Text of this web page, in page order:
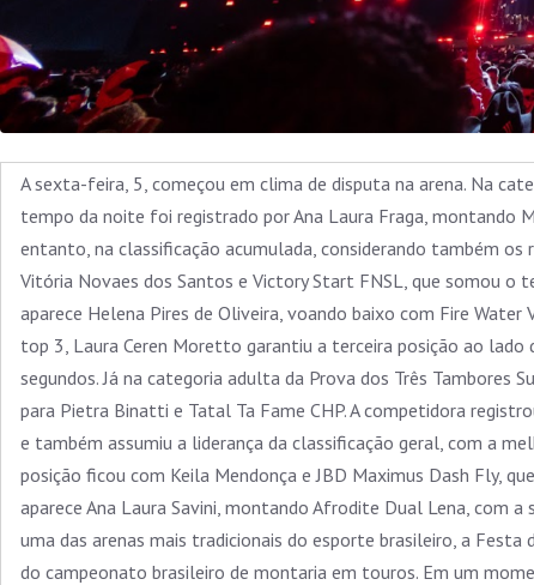
A sexta-feira, 5, começou em clima de disputa na arena. Na
tempo da noite foi registrado por Ana Laura Fraga, montando
entanto, na classificação acumulada, considerando também
Vitória Novaes dos Santos e Victory Start FNSL, que somou o
aparece Helena Pires de Oliveira, voando baixo com Fire
top 3, Laura Ceren Moretto garantiu a terceira posição ao lado
segundos. Já na categoria adulta da Prova dos Três Tambores
para Pietra Binatti e Tatal Ta Fame CHP. A competidora
e também assumiu a liderança da classificação geral, com a
posição ficou com Keila Mendonça e JBD Maximus Dash Fly,
aparece Ana Laura Savini, montando Afrodite Dual Lena, com
uma das arenas mais tradicionais do esporte brasileiro, a Festa
do campeonato brasileiro de montaria em touros. Em um